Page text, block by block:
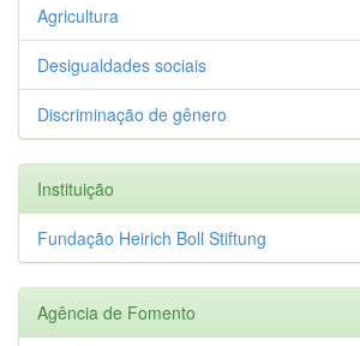
Agricultura
Desigualdades sociais
Discriminação de gênero
Instituição
Fundação Heirich Boll Stiftung
Agência de Fomento